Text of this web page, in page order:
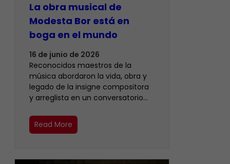
La obra musical de
Modesta Bor está en
boga en el mundo
16 de junio de 2026
Reconocidos maestros de la
música abordaron la vida, obra y
legado de la insigne compositora
y arreglista en un conversatorio…
Read More